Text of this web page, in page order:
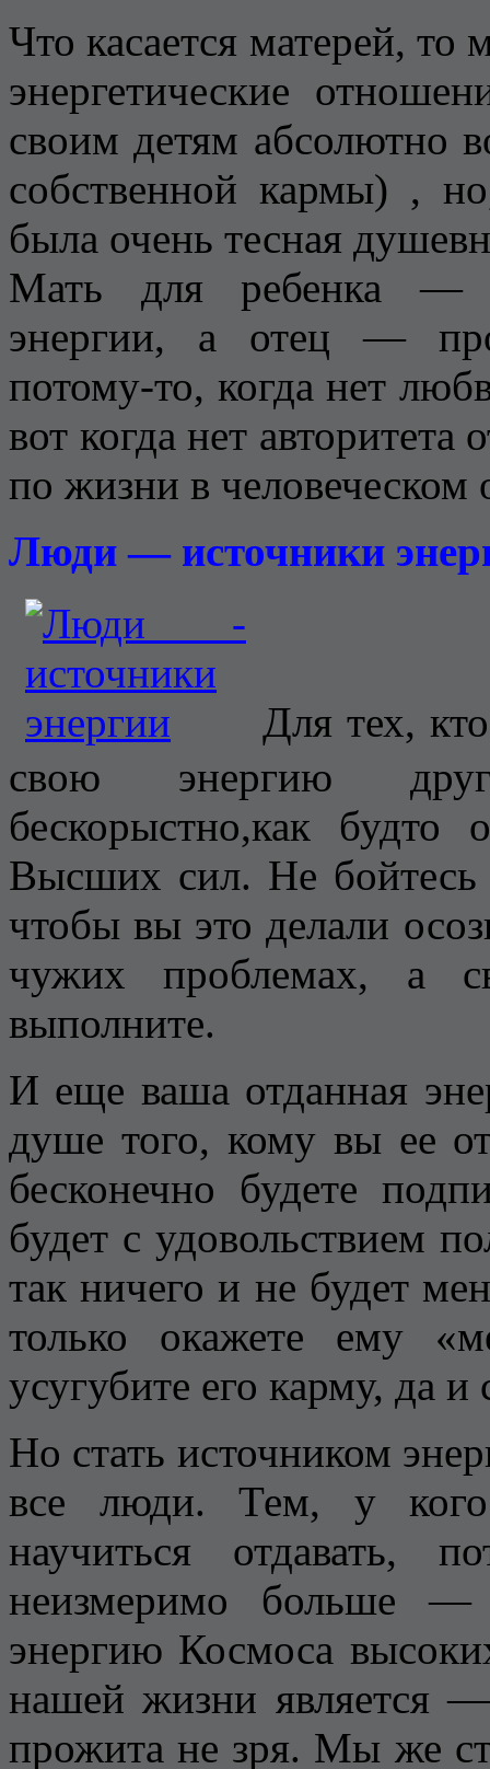
Что касается матерей,
энергетические
своим детям абсолютно
собственной кармы) ,
была очень тесная
Мать для ребенка —
энергии, а отец —
потому-то, когда нет
вот когда нет
по жизни в человеческом
Люди — источники
Для тех,
свою энергию
бескорыстно,как будто
Высших сил. Не
чтобы вы это делали
чужих проблемах, а
выполните.
И еще ваша отданная
душе того, кому вы ее
бесконечно будете
будет с удовольствием
так ничего и не будет
только окажете ему
усугубите его карму, да
Но стать источником
все люди. Тем, у кого
научиться отдавать,
неизмеримо больше —
энергию Космоса
нашей жизни является —
прожита не зря. Мы же